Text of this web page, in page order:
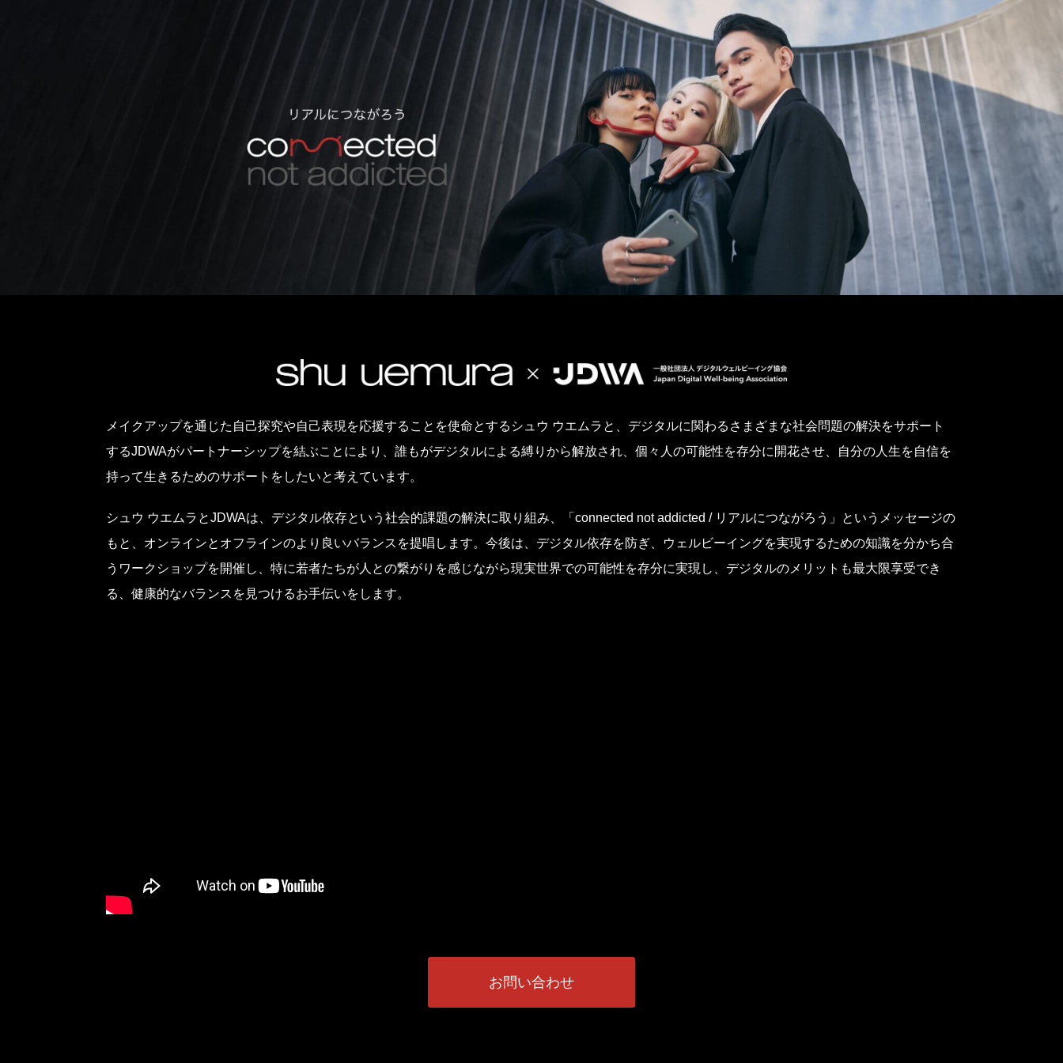
メイクアップを通じた自己探究や自己表現を応援することを使命とするシュウ ウエムラと、デジタルに関わるさまざまな社会問題の解決をサポート
するJDWAがパートナーシップを結ぶことにより、誰もがデジタルによる縛りから解放され、個々人の可能性を存分に開花させ、自分の人生を自信を
持って生きるためのサポートをしたいと考えています。
シュウ ウエムラとJDWAは、デジタル依存という社会的課題の解決に取り組み、「connected not addicted / リアルにつながろう」というメッセージの
もと、オンラインとオフラインのより良いバランスを提唱します。今後は、デジタル依存を防ぎ、ウェルビーイングを実現するための知識を分かち合
うワークショップを開催し、特に若者たちが人との繋がりを感じながら現実世界での可能性を存分に実現し、デジタルのメリットも最大限享受でき
る、健康的なバランスを見つけるお手伝いをします。
お問い合わせ